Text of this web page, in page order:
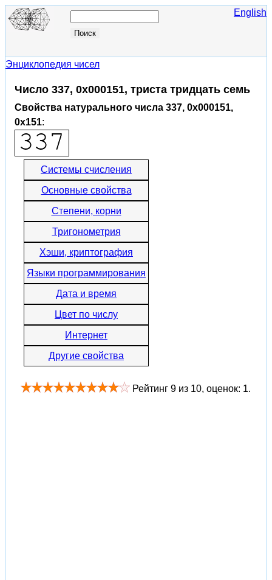
English
Энциклопедия чисел
Число 337, 0x000151, триста тридцать семь
Свойства натурального числа 337, 0x000151,
0x151:
Системы счисления
Основные свойства
Степени, корни
Тригонометрия
Хэши, криптография
Языки программирования
Дата и время
Цвет по числу
Интернет
Другие свойства
Рейтинг 9 из 10, оценок: 1.